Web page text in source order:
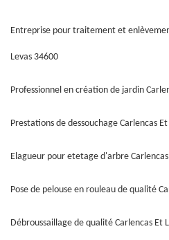
Entreprise pour traitement et
Levas 34600
Professionnel en création de jardin
Prestations de dessouchage Carlencas
Elagueur pour etetage d'arbre
Pose de pelouse en rouleau de qualité
Débroussaillage de qualité Carlencas Et